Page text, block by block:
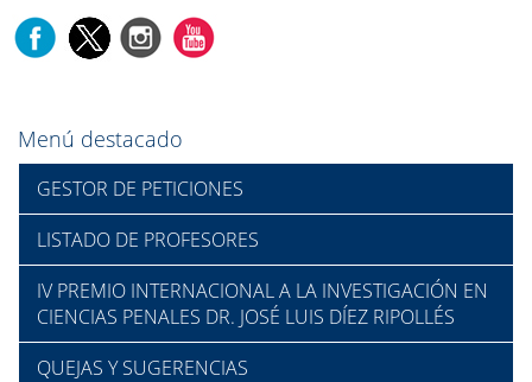
Menú destacado
GESTOR DE PETICIONES
LISTADO DE PROFESORES
IV PREMIO INTERNACIONAL A LA INVESTIGACIÓN EN
CIENCIAS PENALES DR. JOSÉ LUIS DÍEZ RIPOLLÉS
QUEJAS Y SUGERENCIAS